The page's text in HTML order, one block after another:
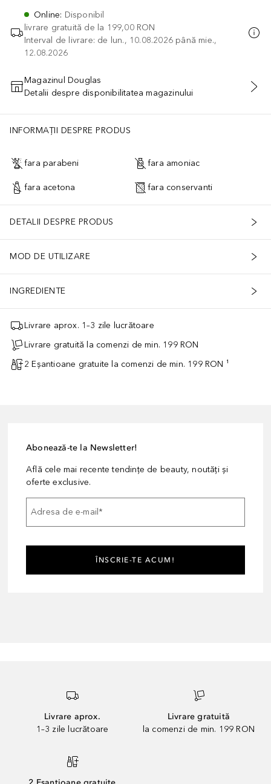
Online: Disponibil
livrare gratuită de la 199,00 RON
Interval de livrare: de lun., 10.08.2026 până mie.,
12.08.2026
ADĂUGAȚI ÎN COŞ
Magazinul Douglas
Detalii despre disponibilitatea magazinului
INFORMAȚII DESPRE PRODUS
fara parabeni fara amoniac
fara acetona fara conservanti
DETALII DESPRE PRODUS
MOD DE UTILIZARE
INGREDIENTE
Livrare aprox. 1–3 zile lucrătoare
Livrare gratuită la comenzi de min. 199 RON
2 Eșantioane gratuite la comenzi de min. 199 RON ¹
Abonează-te la Newsletter!
Află cele mai recente tendințe de beauty, noutăți și
oferte exclusive.
Adresa de e-mail*
ÎNSCRIE-TE ACUM!
Livrare aprox.
1–3 zile lucrătoare
Livrare gratuită
la comenzi de min. 199 RON